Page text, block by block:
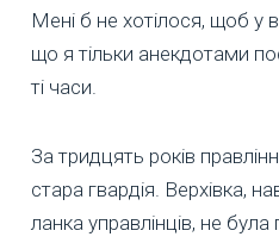
Мені б не хотілося, щоб у
що я тільки анекдотами
ті часи.
За тридцять років
стара гвардія. Верхівка,
ланка управлінців, не була